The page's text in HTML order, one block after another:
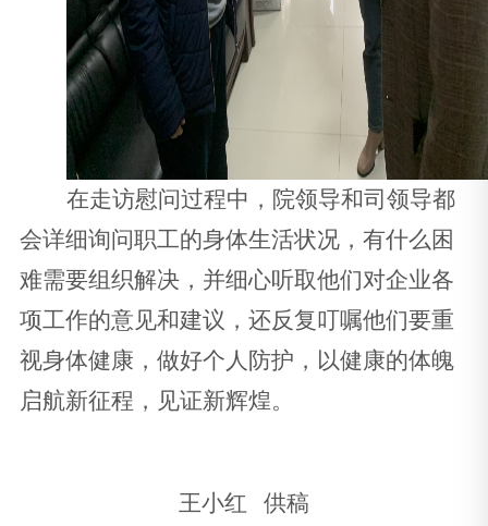
在走访慰问过程中，院领导和司领导都
会详细询问职工的身体生活状况，有什么困
难需要组织解决，并细心听取他们对企业各
项工作的意见和建议，还反复叮嘱他们要重
视身体健康，做好个人防护，以健康的体魄
启航新征程，见证新辉煌。
王小红 供稿